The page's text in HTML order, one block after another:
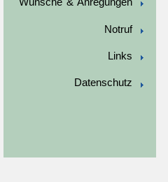
Notruf
Links
Datenschutz